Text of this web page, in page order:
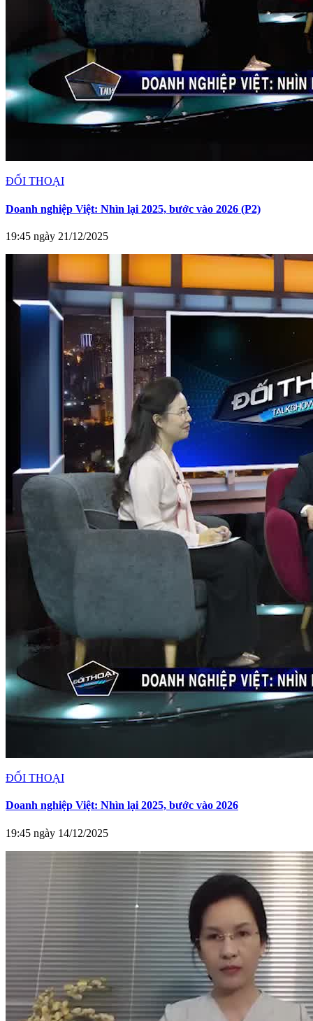
ĐỐI THOẠI
Doanh nghiệp Việt: Nhìn lại 2025, bước vào 2026 (P2)
19:45 ngày 21/12/2025
ĐỐI THOẠI
Doanh nghiệp Việt: Nhìn lại 2025, bước vào 2026
19:45 ngày 14/12/2025